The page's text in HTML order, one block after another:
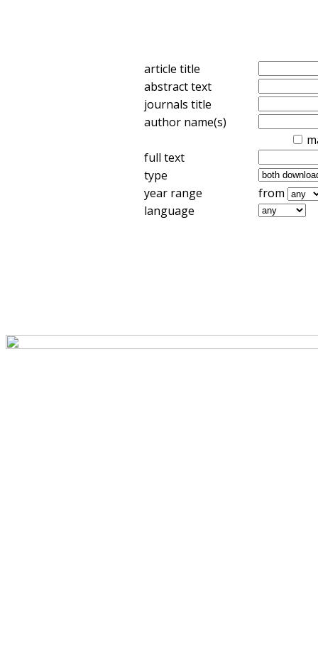
article title
abstract text
journals title
author name(s)
full text
type
year range
from
language